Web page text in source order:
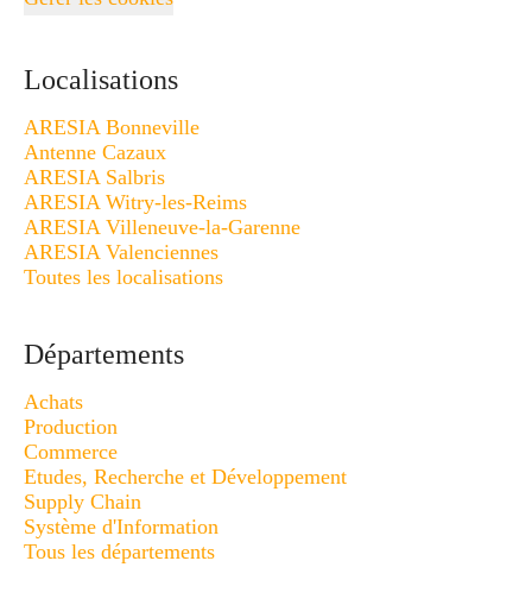
Localisations
ARESIA Bonneville
Antenne Cazaux
ARESIA Salbris
ARESIA Witry-les-Reims
ARESIA Villeneuve-la-Garenne
ARESIA Valenciennes
Toutes les localisations
Départements
Achats
Production
Commerce
Etudes, Recherche et Développement
Supply Chain
Système d'Information
Tous les départements